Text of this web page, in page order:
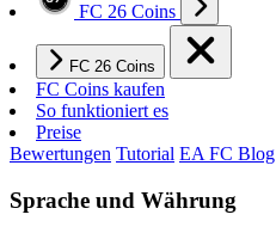
FC 26 Coins
FC 26 Coins
FC Coins kaufen
So funktioniert es
Preise
Bewertungen Tutorial EA FC Blog
Sprache und Währung